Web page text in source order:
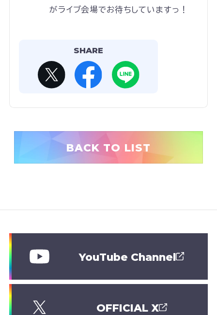
がライブ会場でお待ちしていますっ！
SHARE
BACK TO LIST
YouTube Channel
OFFICIAL X